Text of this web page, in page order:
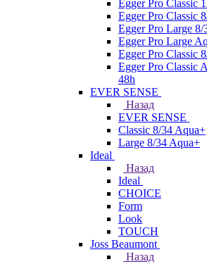
Egger Pro Classic
Egger Pro Classic
Egger Pro Large
Egger Pro Large
Egger Pro Classic
Egger Pro Classic
48h
EVER SENSE
Назад
EVER SENSE
Classic 8/34 Aqua+
Large 8/34 Aqua+
Ideal
Назад
Ideal
CHOICE
Form
Look
TOUCH
Joss Beaumont
Назад